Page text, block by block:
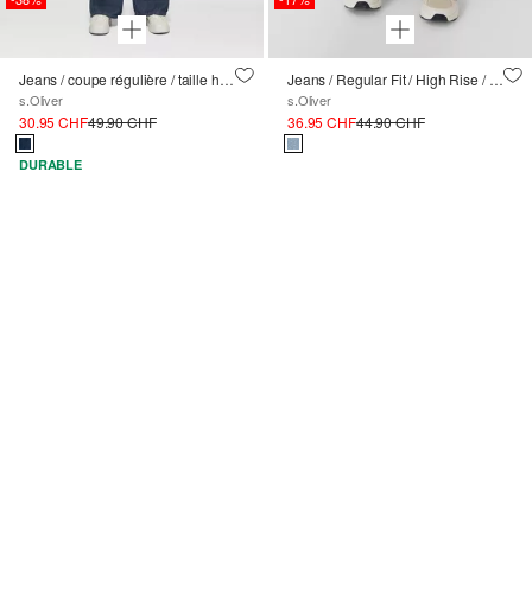
Jeans / coupe régulière / taille haute / jambe large
s.Oliver
30.95 CHF49.90 CHF
DURABLE
Jeans / Regular Fit / High Rise / Wide Leg / Broderie
s.Oliver
36.95 CHF44.90 CHF